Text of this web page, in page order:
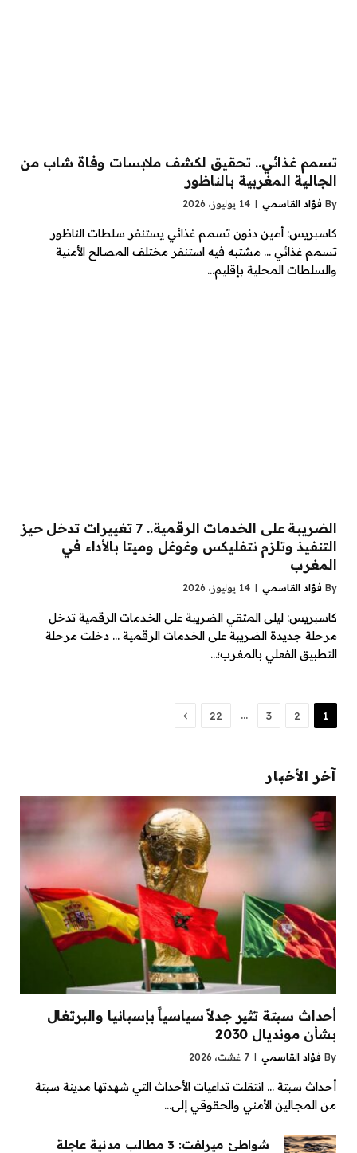
تسمم غذائي.. تحقيق لكشف ملابسات وفاة شاب من
الجالية المغربية بالناظور
By فؤاد القاسمي 14 يوليوز، 2026
كاسبريس: أمين دنون تسمم غذائي يستنفر سلطات الناظور
تسمم غذائي … مشتبه فيه استنفر مختلف المصالح الأمنية
والسلطات المحلية بإقليم…
الضريبة على الخدمات الرقمية.. 7 تغييرات تدخل حيز
التنفيذ وتلزم نتفليكس وغوغل وميتا بالأداء في
المغرب
By فؤاد القاسمي 14 يوليوز، 2026
كاسبريس: ليلى المتقي الضريبة على الخدمات الرقمية تدخل
مرحلة جديدة الضريبة على الخدمات الرقمية … دخلت مرحلة
التطبيق الفعلي بالمغرب؛…
1
2
3
…
22
Next
آخر الأخبار
أحداث سبتة تثير جدلاً سياسياً بإسبانيا والبرتغال
بشأن مونديال 2030
By فؤاد القاسمي 7 غشت، 2026
أحداث سبتة … انتقلت تداعيات الأحداث التي شهدتها مدينة سبتة
من المجالين الأمني والحقوقي إلى…
شواطئ ميرلفت: 3 مطالب مدنية عاجلة